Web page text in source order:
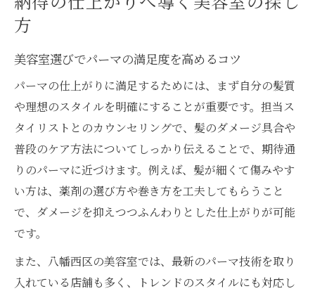
方
美容室選びでパーマの満足度を高めるコツ
パーマの仕上がりに満足するためには、まず自分の髪質
や理想のスタイルを明確にすることが重要です。担当ス
タイリストとのカウンセリングで、髪のダメージ具合や
普段のケア方法についてしっかり伝えることで、期待通
りのパーマに近づけます。例えば、髪が細くて傷みやす
い方は、薬剤の選び方や巻き方を工夫してもらうこと
で、ダメージを抑えつつふんわりとした仕上がりが可能
です。
また、八幡西区の美容室では、最新のパーマ技術を取り
入れている店舗も多く、トレンドのスタイルにも対応し